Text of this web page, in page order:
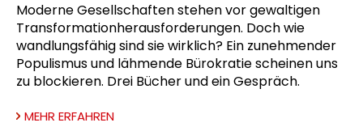
Moderne Gesellschaften stehen vor gewaltigen
Transformationherausforderungen. Doch wie
wandlungsfähig sind sie wirklich? Ein zunehmender
Populismus und lähmende Bürokratie scheinen uns
zu blockieren. Drei Bücher und ein Gespräch.
MEHR ERFAHREN